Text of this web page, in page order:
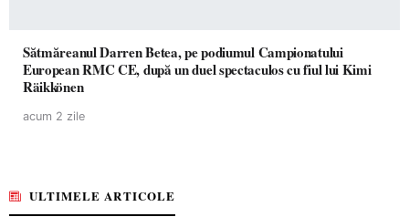
Sătmăreanul Darren Betea, pe podiumul Campionatului
European RMC CE, după un duel spectaculos cu fiul lui Kimi
Räikkönen
acum 2 zile
ULTIMELE ARTICOLE